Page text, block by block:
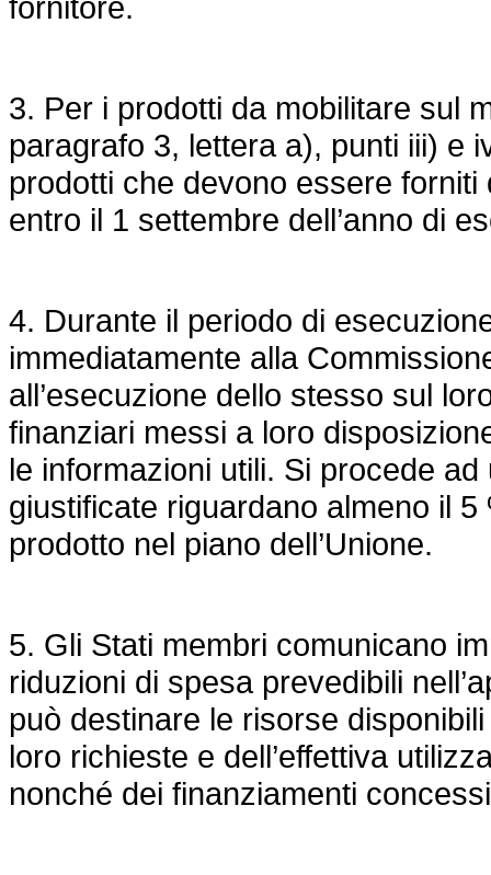
3. Per i prodotti da mobilitare sul
paragrafo 3, lettera a), punti iii) e
prodotti che devono essere
entro il 1 settembre dell’anno di
4. Durante il periodo di
immediatamente alla
all’esecuzione dello stesso sul
finanziari messi a loro
le informazioni utili. Si procede
giustificate riguardano almeno il
prodotto nel piano dell’Unione.
5. Gli Stati membri comunicano
riduzioni di spesa prevedibili
può destinare le risorse
loro richieste e dell’effettiva
nonché dei finanziamenti